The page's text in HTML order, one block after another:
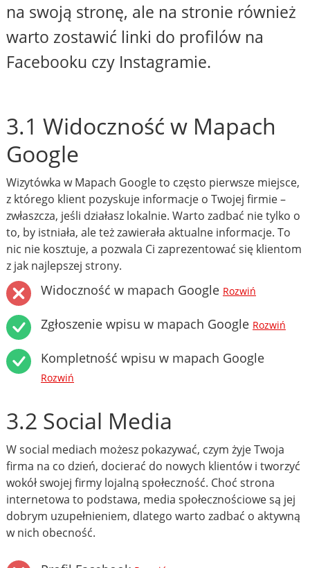
na swoją stronę, ale na stronie również
warto zostawić linki do profilów na
Facebooku czy Instagramie.
3.1 Widoczność w Mapach
Google
Wizytówka w Mapach Google to często pierwsze miejsce,
z którego klient pozyskuje informacje o Twojej firmie –
zwłaszcza, jeśli działasz lokalnie. Warto zadbać nie tylko o
to, by istniała, ale też zawierała aktualne informacje. To
nic nie kosztuje, a pozwala Ci zaprezentować się klientom
z jak najlepszej strony.
Widoczność w mapach Google Rozwiń
Zgłoszenie wpisu w mapach Google Rozwiń
Kompletność wpisu w mapach Google
Rozwiń
3.2 Social Media
W social mediach możesz pokazywać, czym żyje Twoja
firma na co dzień, docierać do nowych klientów i tworzyć
wokół swojej firmy lojalną społeczność. Choć strona
internetowa to podstawa, media społecznościowe są jej
dobrym uzupełnieniem, dlatego warto zadbać o aktywną
w nich obecność.